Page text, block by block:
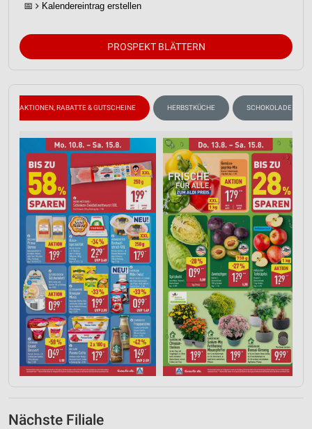
📅 Kalendereintrag erstellen
PROSPEKT BLÄTTERN
AKTIONEN, RABATTE & GUTSCHEINE HERBSTKÜCHE SCHOKOLADE &
Nächste Filiale